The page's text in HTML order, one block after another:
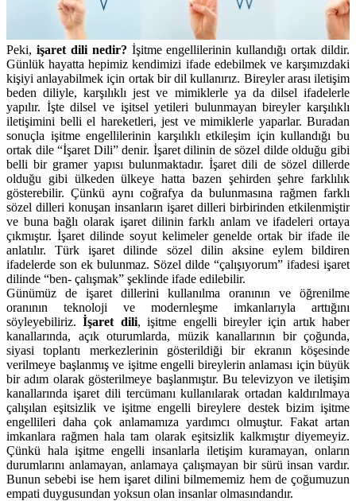
Peki, işaret dili nedir? İşitme engellilerinin kullandığı ortak dildir.
Günlük hayatta hepimiz kendimizi ifade edebilmek ve karşımızdaki
kişiyi anlayabilmek için ortak bir dil kullanırız. Bireyler arası iletişim
beden diliyle, karşılıklı jest ve mimiklerle ya da dilsel ifadelerle
yapılır. İşte dilsel ve işitsel yetileri bulunmayan bireyler karşılıklı
iletişimini belli el hareketleri, jest ve mimiklerle yaparlar. Buradan
sonuçla işitme engellilerinin karşılıklı etkileşim için kullandığı bu
ortak dile “İşaret Dili” denir. İşaret dilinin de sözel dilde olduğu gibi
belli bir gramer yapısı bulunmaktadır. İşaret dili de sözel dillerde
olduğu gibi ülkeden ülkeye hatta bazen şehirden şehre farklılık
gösterebilir. Çünkü aynı coğrafya da bulunmasına rağmen farklı
sözel dilleri konuşan insanların işaret dilleri birbirinden etkilenmiştir
ve buna bağlı olarak işaret dilinin farklı anlam ve ifadeleri ortaya
çıkmıştır. İşaret dilinde soyut kelimeler genelde ortak bir ifade ile
anlatılır. Türk işaret dilinde sözel dilin aksine eylem bildiren
ifadelerde son ek bulunmaz. Sözel dilde “çalışıyorum” ifadesi işaret
dilinde “ben- çalışmak” şeklinde ifade edilebilir.
Günümüz de işaret dillerini kullanılma oranının ve öğrenilme
oranının teknoloji ve modernleşme imkanlarıyla arttığını
söyleyebiliriz.İşaret dili, işitme engelli bireyler için artık haber
kanallarında, açık oturumlarda, müzik kanallarının bir çoğunda,
siyasi toplantı merkezlerinin gösterildiği bir ekranın köşesinde
verilmeye başlanmış ve işitme engelli bireylerin anlaması için büyük
bir adım olarak gösterilmeye başlanmıştır. Bu televizyon ve iletişim
kanallarında işaret dili tercümanı kullanılarak ortadan kaldırılmaya
çalışılan eşitsizlik ve işitme engelli bireylere destek bizim işitme
engellileri daha çok anlamamıza yardımcı olmuştur. Fakat artan
imkanlara rağmen hala tam olarak eşitsizlik kalkmıştır diyemeyiz.
Çünkü hala işitme engelli insanlarla iletişim kuramayan, onların
durumlarını anlamayan, anlamaya çalışmayan bir sürü insan vardır.
Bunun sebebi ise hem işaret dilini bilmememiz hem de çoğumuzun
empati duygusundan yoksun olan insanlar olmasındandır.